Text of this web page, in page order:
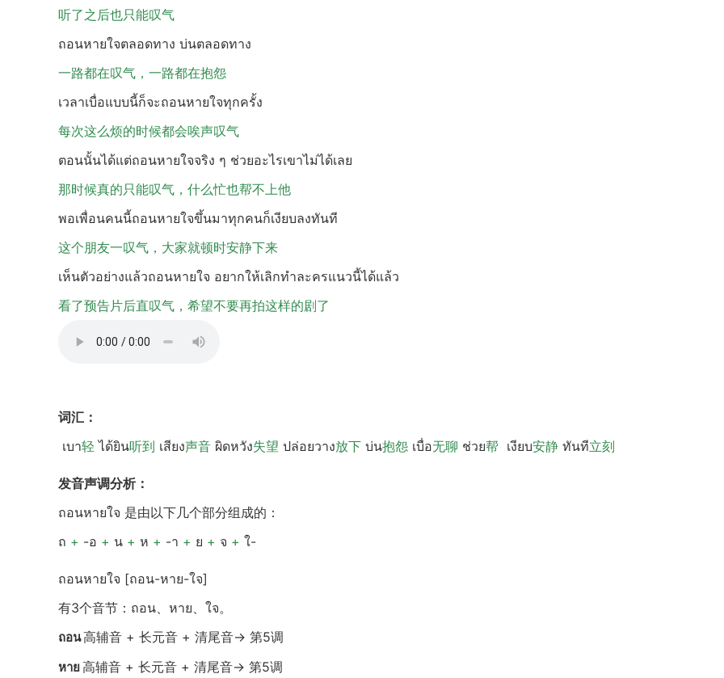
听了之后也只能叹气
ถอนหายใจตลอดทาง บ่นตลอดทาง
一路都在叹气，一路都在抱怨
เวลาเบื่อแบบนี้ก็จะถอนหายใจทุกครั้ง
每次这么烦的时候都会唉声叹气
ตอนนั้นได้แต่ถอนหายใจจริง ๆ ช่วยอะไรเขาไม่ได้เลย
那时候真的只能叹气，什么忙也帮不上他
พอเพื่อนคนนี้ถอนหายใจขึ้นมาทุกคนก็เงียบลงทันที
这个朋友一叹气，大家就顿时安静下来
เห็นตัวอย่างแล้วถอนหายใจ อยากให้เลิกทำละครแนวนี้ได้แล้ว
看了预告片后直叹气，希望不要再拍这样的剧了
词汇：
เบา轻ได้ยิน听到 เสียง声音 ผิดหวัง失望 ปล่อยวาง放下 บ่น抱怨 เบื่อ无聊 ช่วย帮 เงียบ安静 ทันที立刻
发音声调分析：
ถอนหายใจ 是由以下几个部分组成的：
ถ + -อ + น + ห + -า + ย + จ + ใ-
ถอนหายใจ [ถอน-หาย-ใจ]
有3个音节：ถอน、หาย、ใจ。
ถอน高辅音 + 长元音 + 清尾音→ 第5调
หาย高辅音 + 长元音 + 清尾音→ 第5调